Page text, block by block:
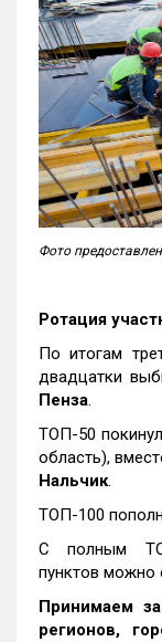
Фото
Ротация
По итогам
двадцатки
Пенза.
ТОП-50
область),
Нальчик.
ТОП-100
С полным
пунктов можно
Принимаем
регионов,